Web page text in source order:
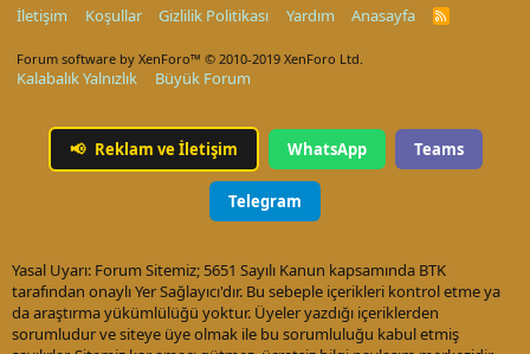
İletişim
Koşullar Gizlilik Politikası Yardım Anasayfa
R
Forum software by XenForo™ © 2010-2019 XenForo Ltd.
Kalabalık Yalnızlık Büyük Forum
📢 Reklam ve İletişim WhatsApp Teams
Telegram
Yasal Uyarı: Forum Sitemiz; 5651 Sayılı Kanun kapsamında BTK
tarafından onaylı Yer Sağlayıcı'dır. Bu sebeple içerikleri kontrol etme ya
da araştırma yükümlülüğü yoktur. Üyeler yazdığı içeriklerden
sorumludur ve siteye üye olmak ile bu sorumluluğu kabul etmiş